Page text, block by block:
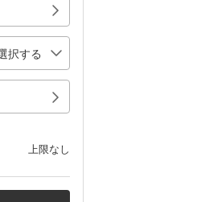
上限なし